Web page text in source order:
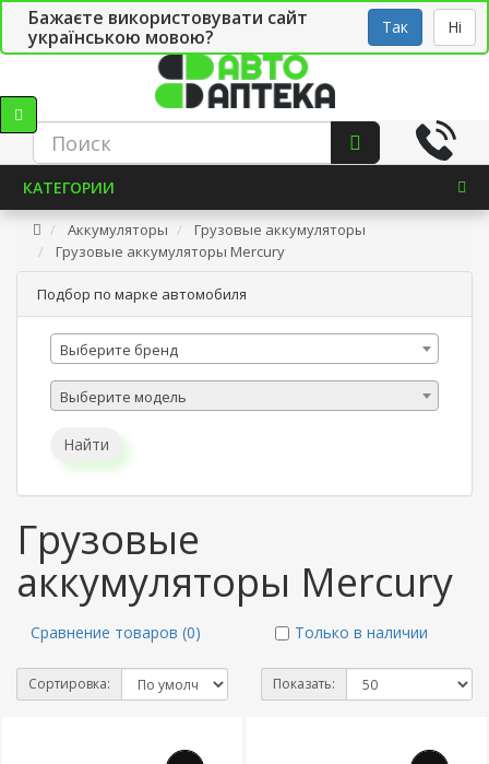
Бажаєте використовувати сайт
українською мовою?
Так Ні
СТО Укр
КАТЕГОРИИ
Аккумуляторы
Грузовые аккумуляторы
Грузовые аккумуляторы Mercury
Подбор по марке автомобиля
Выберите бренд
Выберите модель
Найти
Грузовые
аккумуляторы Mercury
Сравнение товаров (0) Только в наличии
Сортировка: Показать: